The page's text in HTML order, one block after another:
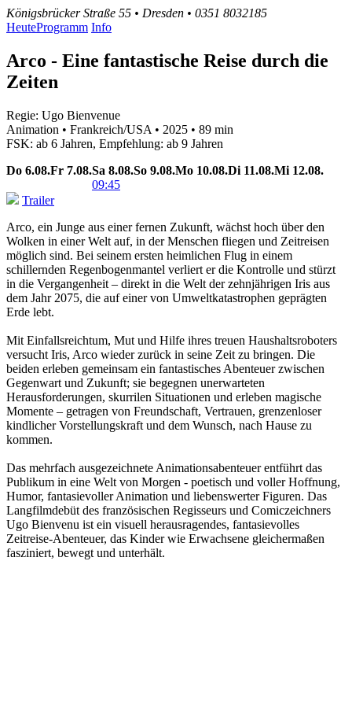
Königsbrücker Straße 55 • Dresden • 0351 8032185
HeuteProgramm Info
Arco - Eine fantastische Reise durch die
Zeiten
Regie: Ugo Bienvenue
Animation • Frankreich/USA • 2025 • 89 min
FSK: ab 6 Jahren, Empfehlung: ab 9 Jahren
Do 6.08.Fr 7.08.Sa 8.08.So 9.08.Mo 10.08.Di 11.08.Mi 12.08.
09:45
Trailer
Arco, ein Junge aus einer fernen Zukunft, wächst hoch über den
Wolken in einer Welt auf, in der Menschen fliegen und Zeitreisen
möglich sind. Bei seinem ersten heimlichen Flug in einem
schillernden Regenbogenmantel verliert er die Kontrolle und stürzt
in die Vergangenheit – direkt in die Welt der zehnjährigen Iris aus
dem Jahr 2075, die auf einer von Umweltkatastrophen geprägten
Erde lebt.
Mit Einfallsreichtum, Mut und Hilfe ihres treuen Haushaltsroboters
versucht Iris, Arco wieder zurück in seine Zeit zu bringen. Die
beiden erleben gemeinsam ein fantastisches Abenteuer zwischen
Gegenwart und Zukunft; sie begegnen unerwarteten
Herausforderungen, skurrilen Situationen und erleben magische
Momente – getragen von Freundschaft, Vertrauen, grenzenloser
kindlicher Vorstellungskraft und dem Wunsch, nach Hause zu
kommen.
Das mehrfach ausgezeichnete Animationsabenteuer entführt das
Publikum in eine Welt von Morgen - poetisch und voller Hoffnung,
Humor, fantasievoller Animation und liebenswerter Figuren. Das
Langfilmdebüt des französischen Regisseurs und Comiczeichners
Ugo Bienvenu ist ein visuell herausragendes, fantasievolles
Zeitreise-Abenteuer, das Kinder wie Erwachsene gleichermaßen
fasziniert, bewegt und unterhält.